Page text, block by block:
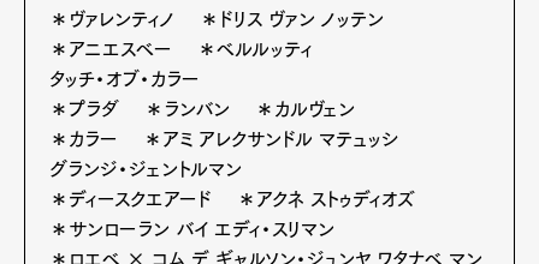
＊ヴァレンティノ ＊ドリス ヴァン ノッテン
＊アニエスベー ＊ベルルッティ
タッチ・オブ・カラー
＊プラダ ＊ランバン ＊カルヴェン
＊カラー ＊アミ アレクサンドル マテュッシ
グランジ・ジェントルマン
＊ディースクエアード ＊アクネ ストゥディオズ
＊サンローラン バイ エディ・スリマン
＊ロエベ × コム デ ギャルソン・ジュンヤ ワタナベ マン